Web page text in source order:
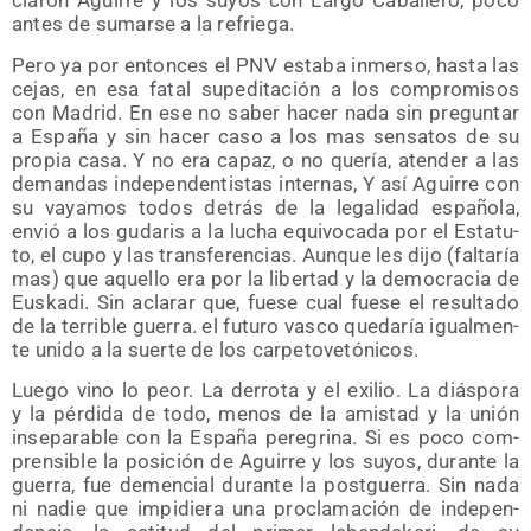
antes de sumar­se a la refriega.
Pero ya por enton­ces el PNV esta­ba inmer­so, has­ta las
cejas, en esa fatal supe­di­ta­ción a los com­pro­mi­sos
con Madrid. En ese no saber hacer nada sin pre­gun­tar
a Espa­ña y sin hacer caso a los mas sen­sa­tos de su
pro­pia casa. Y no era capaz, o no que­ría, aten­der a las
deman­das inde­pen­den­tis­tas inter­nas, Y así Agui­rre con
su vaya­mos todos detrás de la lega­li­dad espa­ño­la,
envió a los guda­ris a la lucha equi­vo­ca­da por el Esta­tu­
to, el cupo y las trans­fe­ren­cias. Aun­que les dijo (fal­ta­ría
mas) que aque­llo era por la liber­tad y la demo­cra­cia de
Eus­ka­di. Sin acla­rar que, fue­se cual fue­se el resul­ta­do
de la terri­ble gue­rra. el futu­ro vas­co que­da­ría igual­men­
te uni­do a la suer­te de los carpetovetónicos.
Lue­go vino lo peor. La derro­ta y el exi­lio. La diás­po­ra
y la pér­di­da de todo, menos de la amis­tad y la unión
inse­pa­ra­ble con la Espa­ña pere­gri­na. Si es poco com­
pren­si­ble la posi­ción de Agui­rre y los suyos, duran­te la
gue­rra, fue demen­cial duran­te la post­gue­rra. Sin nada
ni nadie que impi­die­ra una pro­cla­ma­ción de inde­pen­